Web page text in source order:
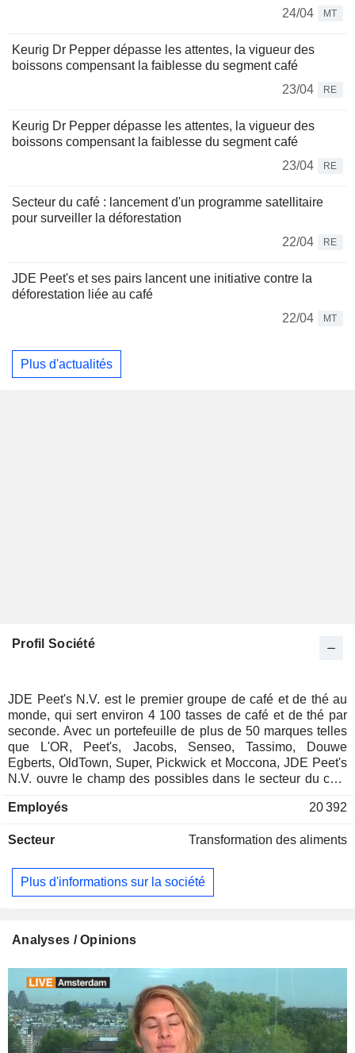
24/04
MT
Keurig Dr Pepper dépasse les attentes, la vigueur des
boissons compensant la faiblesse du segment café
23/04
RE
Keurig Dr Pepper dépasse les attentes, la vigueur des
boissons compensant la faiblesse du segment café
23/04
RE
Secteur du café : lancement d'un programme satellitaire
pour surveiller la déforestation
22/04
RE
JDE Peet's et ses pairs lancent une initiative contre la
déforestation liée au café
22/04
MT
Plus d'actualités
Profil Société
JDE Peet's N.V. est le premier groupe de café et de thé au
monde, qui sert environ 4 100 tasses de café et de thé par
seconde. Avec un portefeuille de plus de 50 marques telles
que L'OR, Peet's, Jacobs, Senseo, Tassimo, Douwe
Egberts, OldTown, Super, Pickwick et Moccona, JDE Peet's
N.V. ouvre le champ des possibles dans le secteur du café
Employés
20 392
Secteur Transformation des aliments
Plus d'informations sur la société
Analyses / Opinions